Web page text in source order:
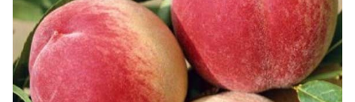
Arbres d'alignement
Arbres d'ombrage
Palmiers